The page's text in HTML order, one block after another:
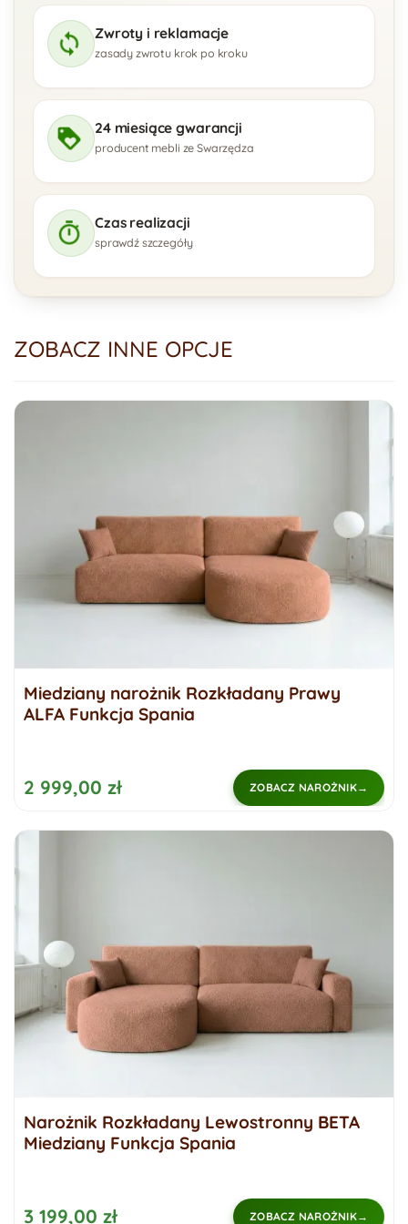
Zwroty i reklamacje
zasady zwrotu krok po kroku
24 miesiące gwarancji
producent mebli ze Swarzędza
Czas realizacji
sprawdź szczegóły
ZOBACZ INNE OPCJE
Miedziany narożnik Rozkładany Prawy
ALFA Funkcja Spania
2 999,00 zł ZOBACZ NAROŻNIK
Narożnik Rozkładany Lewostronny BETA
Miedziany Funkcja Spania
3 199,00 zł ZOBACZ NAROŻNIK